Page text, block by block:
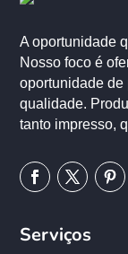
A oportunidade
Nosso foco é
oportunidade de
qualidade.
tanto impresso,
Serviços